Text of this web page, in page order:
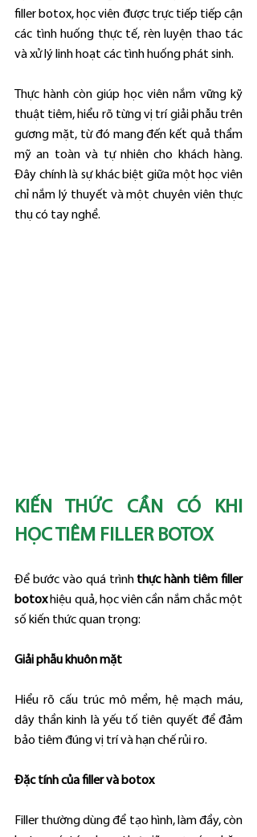
filler botox, học viên được trực tiếp tiếp cận
các tình huống thực tế, rèn luyện thao tác
và xử lý linh hoạt các tình huống phát sinh.
Thực hành còn giúp học viên nắm vững kỹ
thuật tiêm, hiểu rõ từng vị trí giải phẫu trên
gương mặt, từ đó mang đến kết quả thẩm
mỹ an toàn và tự nhiên cho khách hàng.
Đây chính là sự khác biệt giữa một học viên
chỉ nắm lý thuyết và một chuyên viên thực
thụ có tay nghề.
KIẾN THỨC CẦN CÓ KHI
HỌC TIÊM FILLER BOTOX
Để bước vào quá trình thực hành tiêm filler
botox hiệu quả, học viên cần nắm chắc một
số kiến thức quan trọng:
Giải phẫu khuôn mặt
Hiểu rõ cấu trúc mô mềm, hệ mạch máu,
dây thần kinh là yếu tố tiên quyết để đảm
bảo tiêm đúng vị trí và hạn chế rủi ro.
Đặc tính của filler và botox
Filler thường dùng để tạo hình, làm đầy, còn